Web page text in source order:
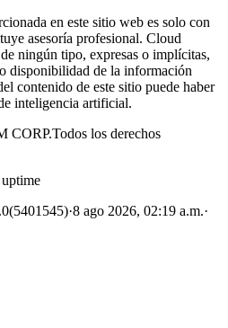
en este sitio web es solo con
asesoría profesional. Cloud
ningún tipo, expresas o implícitas,
disponibilidad de la información
contenido de este sitio puede haber
inteligencia artificial.
CORP.Todos los derechos
(5401545)·8 ago 2026, 02:19 a.m.·